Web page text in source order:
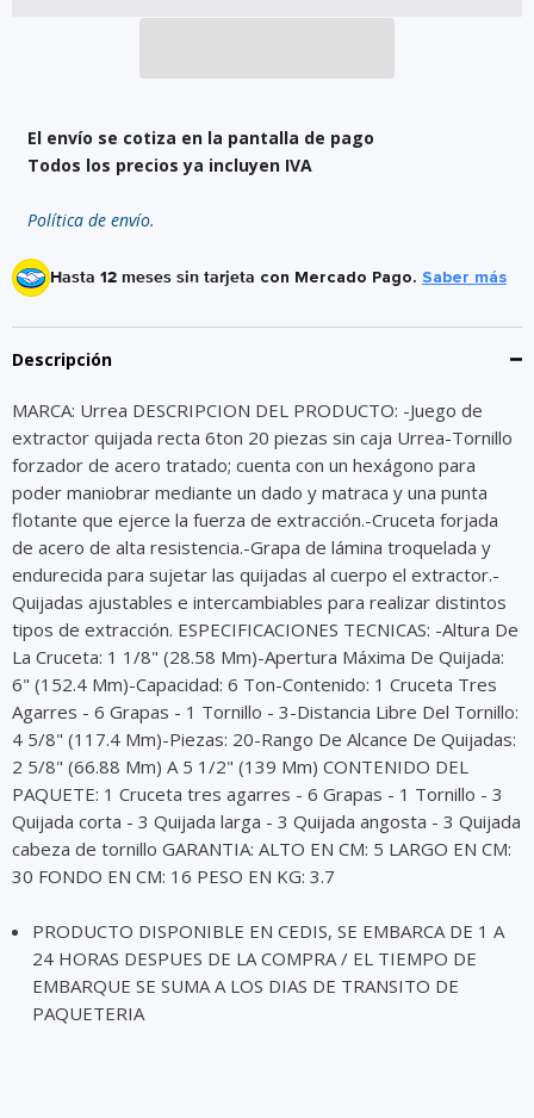
El envío se cotiza en la pantalla de pago
Todos los precios ya incluyen IVA
Política de envío.
Hasta 12 meses sin tarjeta con Mercado Pago. Saber más
Descripción
MARCA: Urrea DESCRIPCION DEL PRODUCTO: -Juego de
extractor quijada recta 6ton 20 piezas sin caja Urrea-Tornillo
forzador de acero tratado; cuenta con un hexágono para
poder maniobrar mediante un dado y matraca y una punta
flotante que ejerce la fuerza de extracción.-Cruceta forjada
de acero de alta resistencia.-Grapa de lámina troquelada y
endurecida para sujetar las quijadas al cuerpo el extractor.-
Quijadas ajustables e intercambiables para realizar distintos
tipos de extracción. ESPECIFICACIONES TECNICAS: -Altura De
La Cruceta: 1 1/8" (28.58 Mm)-Apertura Máxima De Quijada:
6" (152.4 Mm)-Capacidad: 6 Ton-Contenido: 1 Cruceta Tres
Agarres - 6 Grapas - 1 Tornillo - 3-Distancia Libre Del Tornillo:
4 5/8" (117.4 Mm)-Piezas: 20-Rango De Alcance De Quijadas:
2 5/8" (66.88 Mm) A 5 1/2" (139 Mm) CONTENIDO DEL
PAQUETE: 1 Cruceta tres agarres - 6 Grapas - 1 Tornillo - 3
Quijada corta - 3 Quijada larga - 3 Quijada angosta - 3 Quijada
cabeza de tornillo GARANTIA: ALTO EN CM: 5 LARGO EN CM:
30 FONDO EN CM: 16 PESO EN KG: 3.7
PRODUCTO DISPONIBLE EN CEDIS, SE EMBARCA DE 1 A
24 HORAS DESPUES DE LA COMPRA / EL TIEMPO DE
EMBARQUE SE SUMA A LOS DIAS DE TRANSITO DE
PAQUETERIA